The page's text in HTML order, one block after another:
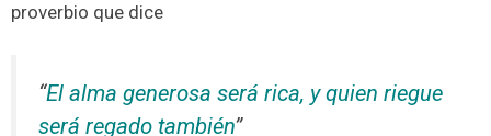
proverbio que dice
“El alma generosa será rica, y quien riegue
será regado también”